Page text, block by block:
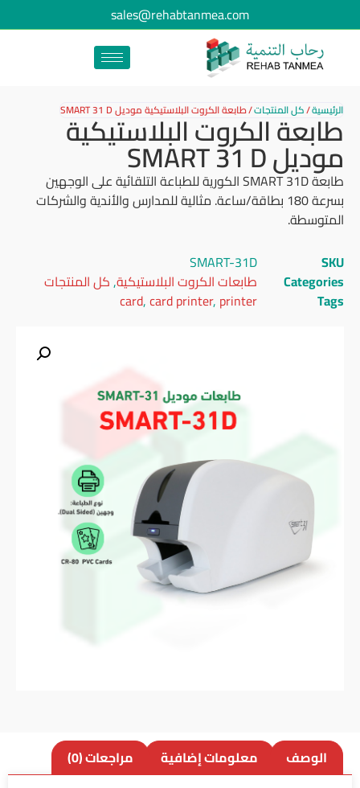
sales@rehabtanmea.com
الرئيسية/كل المنتجات/طابعة الكروت البلاستيكية موديل SMART 31 D
طابعة الكروت البلاستيكية
موديل SMART 31 D
طابعة SMART 31D الكورية للطباعة التلقائية على الوجهين
بسرعة 180 بطاقة/ساعة. مثالية للمدارس والأندية والشركات
المتوسطة.
SKU
SMART-31D
Categories
طابعات الكروت البلاستيكية,كل المنتجات
Tags
card,card printer, printer
الوصف معلومات إضافية مراجعات (0)